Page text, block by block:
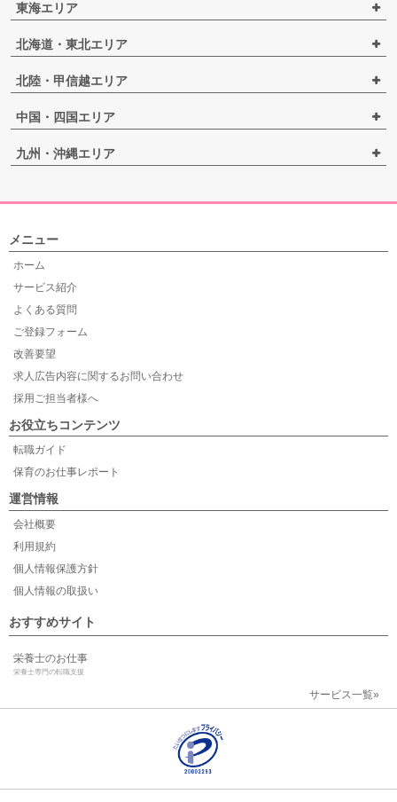
東海エリア
北海道・東北エリア
北陸・甲信越エリア
中国・四国エリア
九州・沖縄エリア
メニュー
ホーム
サービス紹介
よくある質問
ご登録フォーム
改善要望
求人広告内容に関するお問い合わせ
採用ご担当者様へ
お役立ちコンテンツ
転職ガイド
保育のお仕事レポート
運営情報
会社概要
利用規約
個人情報保護方針
個人情報の取扱い
おすすめサイト
栄養士のお仕事
栄養士専門の転職支援
サービス一覧»